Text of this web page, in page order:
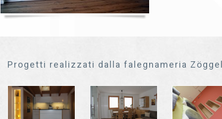
Progetti realizzati dalla falegnameria